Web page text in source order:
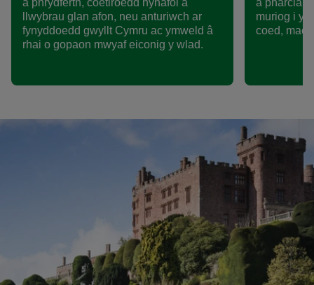
a phrydferth, coetiroedd hynafol a
llwybrau glan afon, neu anturiwch ar
fynyddoedd gwyllt Cymru ac ymweld â
rhai o gopaon mwyaf eiconig y wlad.
a pharciau
muriog i
coed, mae